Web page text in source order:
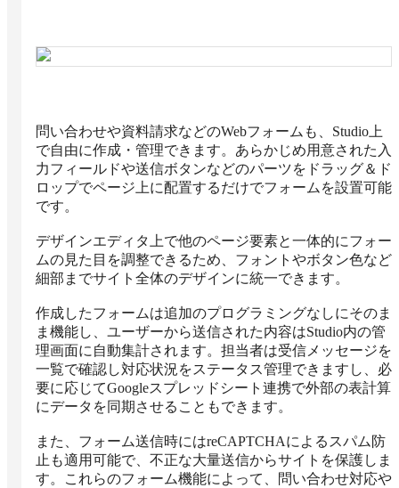
問い合わせや資料請求などのWebフォームも、Studio上
で自由に作成・管理できます。あらかじめ用意された入
力フィールドや送信ボタンなどのパーツをドラッグ＆ド
ロップでページ上に配置するだけでフォームを設置可能
です。
デザインエディタ上で他のページ要素と一体的にフォー
ムの見た目を調整できるため、フォントやボタン色など
細部までサイト全体のデザインに統一できます。
作成したフォームは追加のプログラミングなしにそのま
ま機能し、ユーザーから送信された内容はStudio内の管
理画面に自動集計されます。担当者は受信メッセージを
一覧で確認し対応状況をステータス管理できますし、必
要に応じてGoogleスプレッドシート連携で外部の表計算
にデータを同期させることもできます。
また、フォーム送信時にはreCAPTCHAによるスパム防
止も適用可能で、不正な大量送信からサイトを保護しま
す。これらのフォーム機能によって、問い合わせ対応や